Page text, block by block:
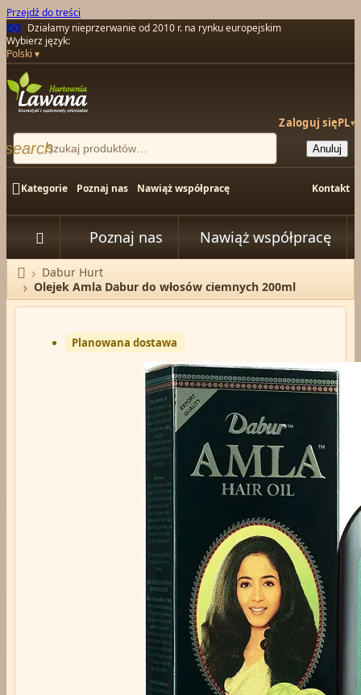
Przejdź do treści
Działamy nieprzerwanie od 2010 r. na rynku europejskim
Wybierz język:
Polski
Zaloguj sięPL▾
search Anuluj
Kategorie Poznaj nas Nawiąż współpracę Kontakt
 Poznaj nas Nawiąż współpracę

Strona główna
Dabur Hurt
Olejek Amla Dabur do włosów ciemnych 200ml
Planowana dostawa